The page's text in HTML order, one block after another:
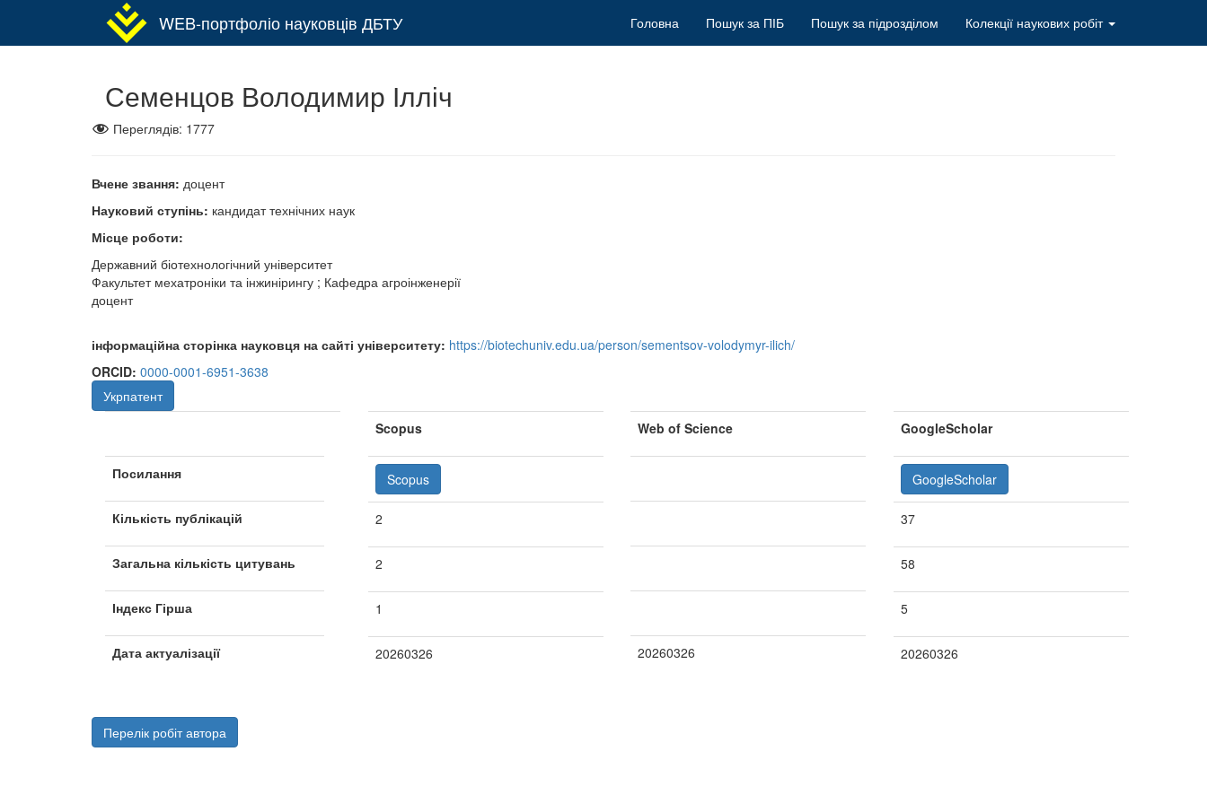
WEB-портфоліо науковців ДБТУ Головна Пошук за ПІБ Пошук за підрозділом Колекції наукових робіт
Семенцов Володимир Ілліч
Переглядів: 1777
Вчене звання: доцент
Науковий ступінь: кандидат технічних наук
Місце роботи:
Державний біотехнологічний університет
Факультет мехатроніки та інжинірингу ; Кафедра агроінженерії
доцент
інформаційна сторінка науковця на сайті університету: https://biotechuniv.edu.ua/person/sementsov-volodymyr-ilich/
ORCID: 0000-0001-6951-3638
Укрпатент
Посилання
Кількість публікацій
Загальна кількість цитувань
Індекс Гірша
Дата актуалізації
Scopus
Scopus
2
2
1
20260326
Web of Science
20260326
GoogleScholar
GoogleScholar
37
58
5
20260326
Перелік робіт автора